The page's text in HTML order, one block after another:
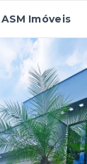
ASM Imóveis